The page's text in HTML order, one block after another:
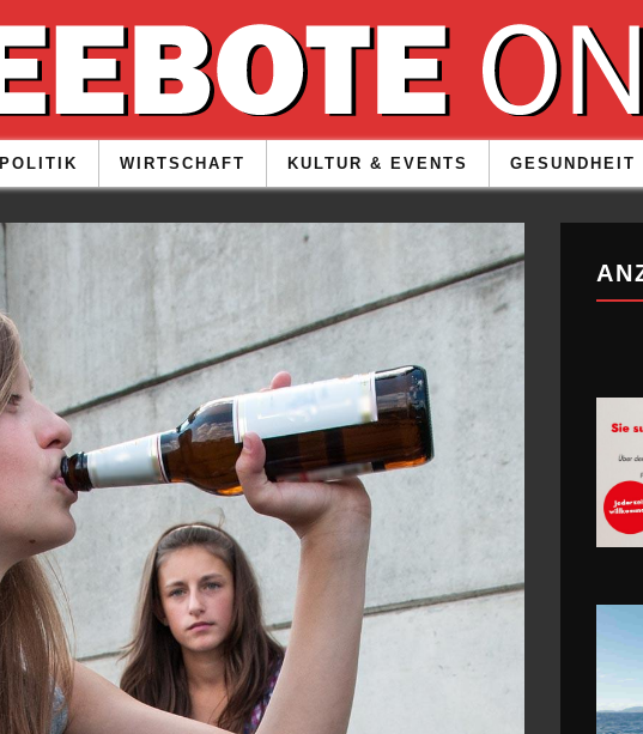
POLITIK WIRTSCHAFT KULTUR & EVENTS GESUNDHEIT